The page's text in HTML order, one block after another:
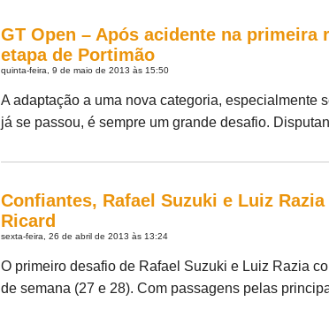
GT Open – Após acidente na primeira
etapa de Portimão
quinta-feira, 9 de maio de 2013 às 15:50
A adaptação a uma nova categoria, especialmente
já se passou, é sempre um grande desafio.
Confiantes, Rafael Suzuki e Luiz
Ricard
sexta-feira, 26 de abril de 2013 às 13:24
O primeiro desafio de Rafael Suzuki e Luiz Razia
de semana (27 e 28). Com passagens pelas